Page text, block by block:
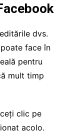
dvs.
face în
pentru
mult timp
clic pe
acolo.